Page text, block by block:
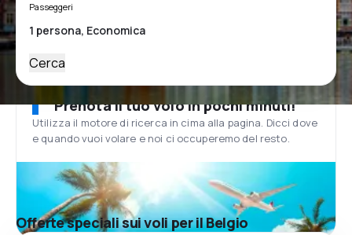
Passeggeri
Cerca
Prenota il tuo volo in pochi minuti!
Utilizza il motore di ricerca in cima alla pagina. Dicci dove
e quando vuoi volare e noi ci occuperemo del resto.
Offerte speciali sui voli per il Belgio